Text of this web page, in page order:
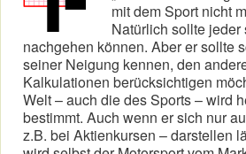
mit dem Sport nicht
Natürlich sollte
nachgehen können. Aber er sollte
seiner Neigung kennen, den
Kalkulationen berücksichtigen
Welt – auch die des Sports – wird
bestimmt. Auch wenn er sich nur
z.B. bei Aktienkursen – darstellen